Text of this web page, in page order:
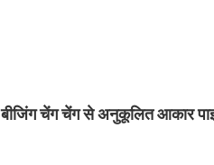
बीजिंग चेंग चेंग से अनुकूलित आकार